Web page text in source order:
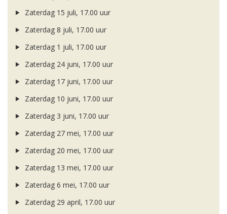
Zaterdag 15 juli, 17.00 uur
Zaterdag 8 juli, 17.00 uur
Zaterdag 1 juli, 17.00 uur
Zaterdag 24 juni, 17.00 uur
Zaterdag 17 juni, 17.00 uur
Zaterdag 10 juni, 17.00 uur
Zaterdag 3 juni, 17.00 uur
Zaterdag 27 mei, 17.00 uur
Zaterdag 20 mei, 17.00 uur
Zaterdag 13 mei, 17.00 uur
Zaterdag 6 mei, 17.00 uur
Zaterdag 29 april, 17.00 uur